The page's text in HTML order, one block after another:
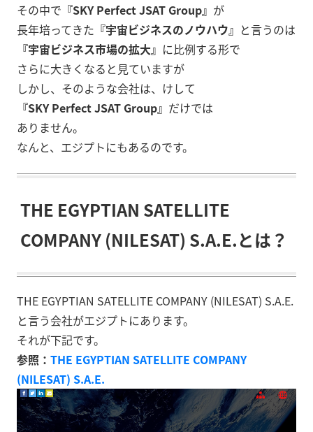
その中で 『SKY Perfect JSAT Group』 が
長年培ってきた 『宇宙ビジネスのノウハウ』 と言うのは
『宇宙ビジネス市場の拡大』 に比例する形で
さらに大きくなると見ていますが
しかし、そのような会社は、けして
『SKY Perfect JSAT Group』 だけでは
ありません。
なんと、エジプトにもあるのです。
THE EGYPTIAN SATELLITE
COMPANY (NILESAT) S.A.E.とは？
THE EGYPTIAN SATELLITE COMPANY (NILESAT) S.A.E.
と言う会社がエジプトにあります。
それが下記です。
参照： THE EGYPTIAN SATELLITE COMPANY
(NILESAT) S.A.E.